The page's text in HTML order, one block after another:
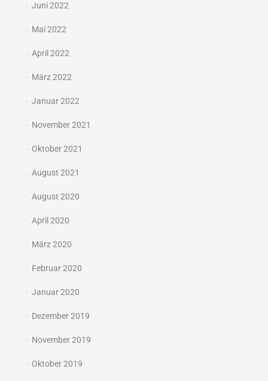
Juni 2022
Mai 2022
April 2022
März 2022
Januar 2022
November 2021
Oktober 2021
August 2021
August 2020
April 2020
März 2020
Februar 2020
Januar 2020
Dezember 2019
November 2019
Oktober 2019